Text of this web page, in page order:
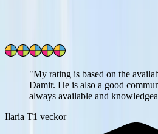
"My rating is based on the
Damir. He is also a good
always available and
Ilaria T1 veckor